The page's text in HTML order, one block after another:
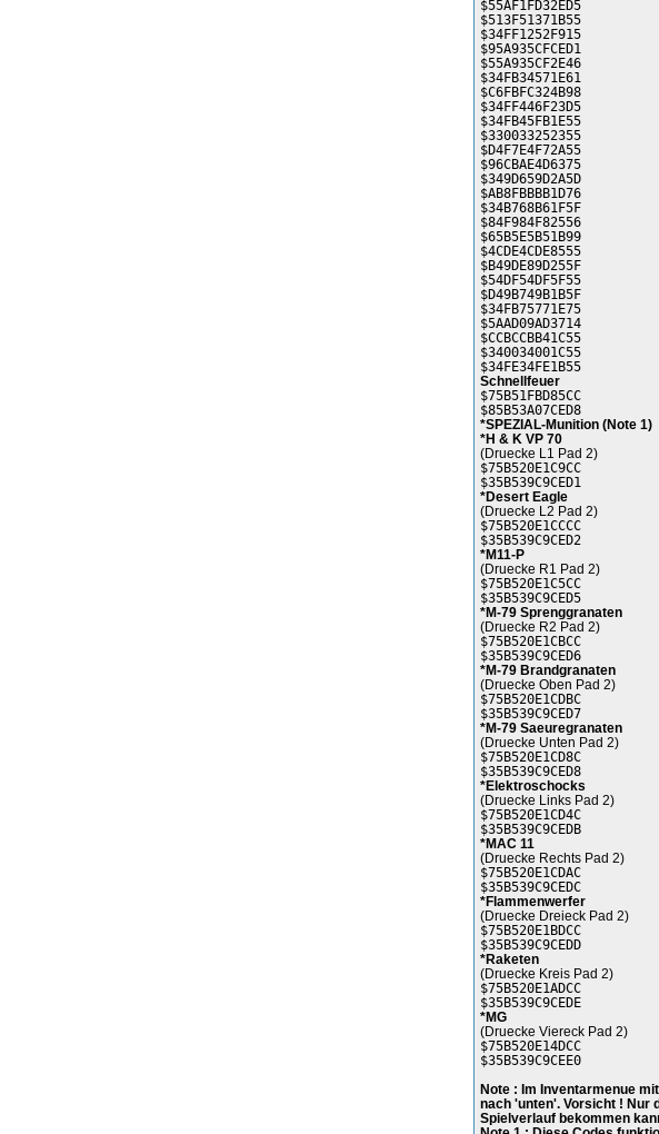
$55AF1FD32ED5
$513F51371B55
$34FF1252F915
$95A935CFCED1
$55A935CF2E46
$34FB34571E61
$C6FBFC324B98
$34FF446F23D5
$34FB45FB1E55
$330033252355
$D4F7E4F72A55
$96CBAE4D6375
$349D659D2A5D
$AB8FBBBB1D76
$34B768B61F5F
$84F984F82556
$65B5E5B51B99
$4CDE4CDE8555
$B49DE89D255F
$54DF54DF5F55
$D49B749B1B5F
$34FB75771E75
$5AAD09AD3714
$CCBCCBB41C55
$340034001C55
$34FE34FE1B55
Schnellfeuer
$75B51FBD85CC
$85B53A07CED8
*SPEZIAL-Munition (Note 1)
*H & K VP 70
(Druecke L1 Pad 2)
$75B520E1C9CC
$35B539C9CED1
*Desert Eagle
(Druecke L2 Pad 2)
$75B520E1CCCC
$35B539C9CED2
*M11-P
(Druecke R1 Pad 2)
$75B520E1C5CC
$35B539C9CED5
*M-79 Sprenggranaten
(Druecke R2 Pad 2)
$75B520E1CBCC
$35B539C9CED6
*M-79 Brandgranaten
(Druecke Oben Pad 2)
$75B520E1CDBC
$35B539C9CED7
*M-79 Saeuregranaten
(Druecke Unten Pad 2)
$75B520E1CD8C
$35B539C9CED8
*Elektroschocks
(Druecke Links Pad 2)
$75B520E1CD4C
$35B539C9CEDB
*MAC 11
(Druecke Rechts Pad 2)
$75B520E1CDAC
$35B539C9CEDC
*Flammenwerfer
(Druecke Dreieck Pad 2)
$75B520E1BDCC
$35B539C9CEDD
*Raketen
(Druecke Kreis Pad 2)
$75B520E1ADCC
$35B539C9CEDE
*MG
(Druecke Viereck Pad 2)
$75B520E14DCC
$35B539C9CEE0
Note : Im Inventarmenue
nach 'unten'. Vorsicht ! Nur
Spielverlauf bekommen